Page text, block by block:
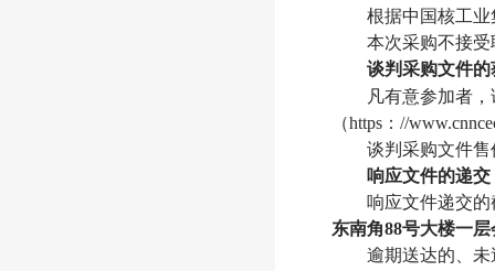
根据中国核工
本次采购不接
谈判采购文件的
凡有意参加者，
（https：//
谈判采购文件
响应文件的递交
响应文件递交
东南角88号大楼一
逾期送达的、